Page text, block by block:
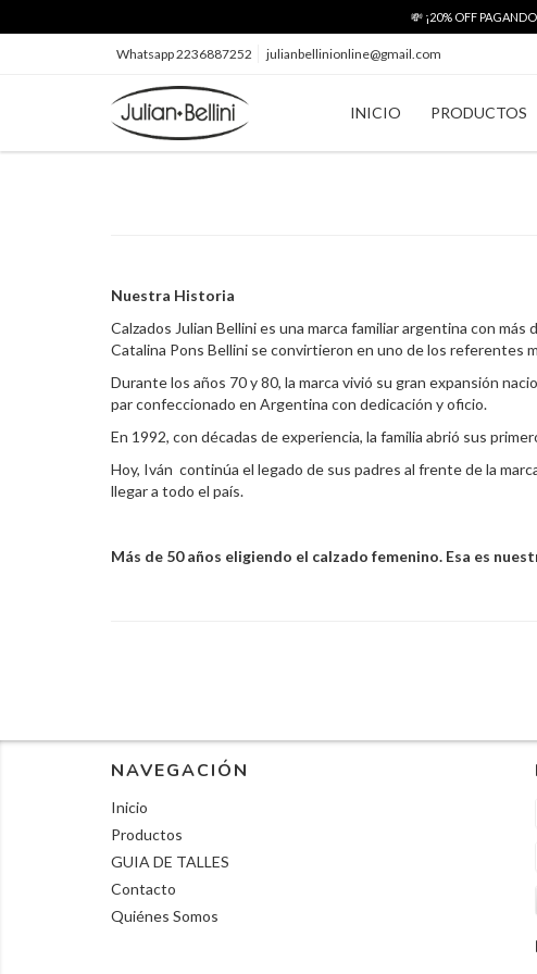
💸 ¡20% OFF
Whatsapp 2236887252 julianbellinionline@gmail.com
INICIO PRODUCTOS
Nuestra Historia
Calzados Julian Bellini es una marca familiar argentina con
Catalina Pons Bellini se convirtieron en uno de los referentes
Durante los años 70 y 80, la marca vivió su gran expansión
par confeccionado en Argentina con dedicación y oficio.
En 1992, con décadas de experiencia, la familia abrió sus
Hoy, Iván continúa el legado de sus padres al frente de la
llegar a todo el país.
Más de 50 años eligiendo el calzado femenino. Esa es
NAVEGACIÓN
Inicio
Productos
GUIA DE TALLES
Contacto
Quiénes Somos